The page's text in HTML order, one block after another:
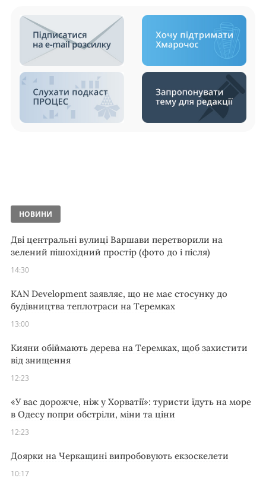
НОВИНИ
Дві центральні вулиці Варшави перетворили на
зелений пішохідний простір (фото до і після)
14:30
KAN Development заявляє, що не має стосунку до
будівництва теплотраси на Теремках
13:00
Кияни обіймають дерева на Теремках, щоб захистити
від знищення
12:23
«У вас дорожче, ніж у Хорватії»: туристи їдуть на море
в Одесу попри обстріли, міни та ціни
12:23
Доярки на Черкащині випробовують екзоскелети
10:17